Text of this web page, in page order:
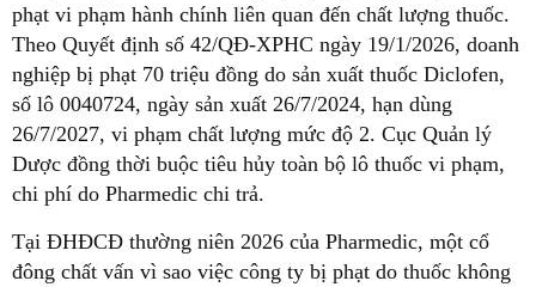
phạt vi phạm hành chính liên quan đến chất lượng thuốc.
Theo Quyết định số 42/QĐ-XPHC ngày 19/1/2026, doanh
nghiệp bị phạt 70 triệu đồng do sản xuất thuốc Diclofen,
số lô 0040724, ngày sản xuất 26/7/2024, hạn dùng
26/7/2027, vi phạm chất lượng mức độ 2. Cục Quản lý
Dược đồng thời buộc tiêu hủy toàn bộ lô thuốc vi phạm,
chi phí do Pharmedic chi trả.
Tại ĐHĐCĐ thường niên 2026 của Pharmedic, một cổ
đông chất vấn vì sao việc công ty bị phạt do thuốc không